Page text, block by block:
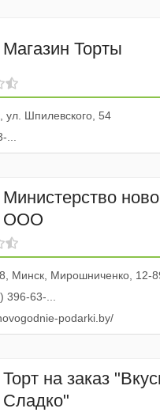
Магазин Торты
ул. Шпилевского, 54
...
Министерство
ООО
Минск, Мирошниченко, 12-
396-63-...
podarki.by/
Торт на заказ
Сладко"